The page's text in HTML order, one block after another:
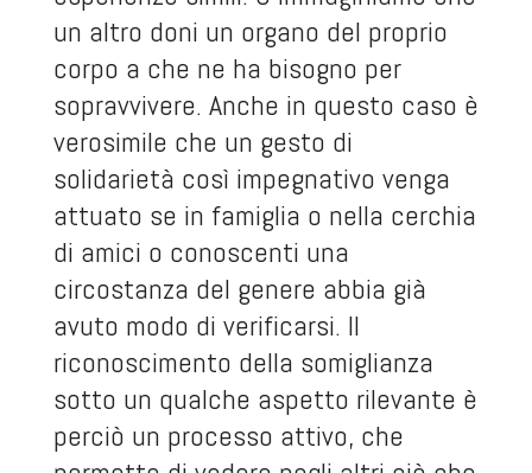
un altro doni un organo del proprio
corpo a che ne ha bisogno per
sopravvivere. Anche in questo caso è
verosimile che un gesto di
solidarietà così impegnativo venga
attuato se in famiglia o nella cerchia
di amici o conoscenti una
circostanza del genere abbia già
avuto modo di verificarsi. Il
riconoscimento della somiglianza
sotto un qualche aspetto rilevante è
perciò un processo attivo, che